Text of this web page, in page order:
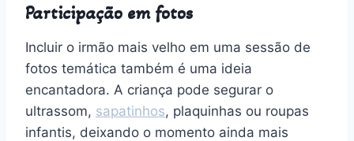
Participação em fotos
Incluir o irmão mais velho em uma sessão de
fotos temática também é uma ideia
encantadora. A criança pode segurar o
ultrassom, sapatinhos, plaquinhas ou roupas
infantis, deixando o momento ainda mais